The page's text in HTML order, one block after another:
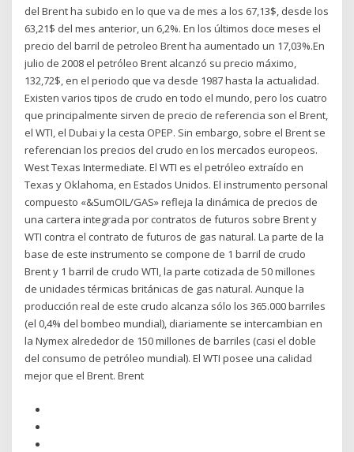
del Brent ha subido en lo que va de mes a los 67,13$, desde los
63,21$ del mes anterior, un 6,2%. En los últimos doce meses el
precio del barril de petroleo Brent ha aumentado un 17,03%.En
julio de 2008 el petróleo Brent alcanzó su precio máximo,
132,72$, en el periodo que va desde 1987 hasta la actualidad.
Existen varios tipos de crudo en todo el mundo, pero los cuatro
que principalmente sirven de precio de referencia son el Brent,
el WTI, el Dubai y la cesta OPEP. Sin embargo, sobre el Brent se
referencian los precios del crudo en los mercados europeos.
West Texas Intermediate. El WTI es el petróleo extraído en
Texas y Oklahoma, en Estados Unidos. El instrumento personal
compuesto «&SumOIL/GAS» refleja la dinámica de precios de
una cartera integrada por contratos de futuros sobre Brent y
WTI contra el contrato de futuros de gas natural. La parte de la
base de este instrumento se compone de 1 barril de crudo
Brent y 1 barril de crudo WTI, la parte cotizada de 50 millones
de unidades térmicas británicas de gas natural. Aunque la
producción real de este crudo alcanza sólo los 365.000 barriles
(el 0,4% del bombeo mundial), diariamente se intercambian en
la Nymex alrededor de 150 millones de barriles (casi el doble
del consumo de petróleo mundial). El WTI posee una calidad
mejor que el Brent. Brent